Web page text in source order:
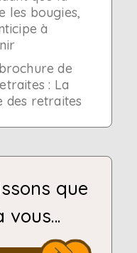
les bougies,
à
de
: La
des retraites
que
vous...